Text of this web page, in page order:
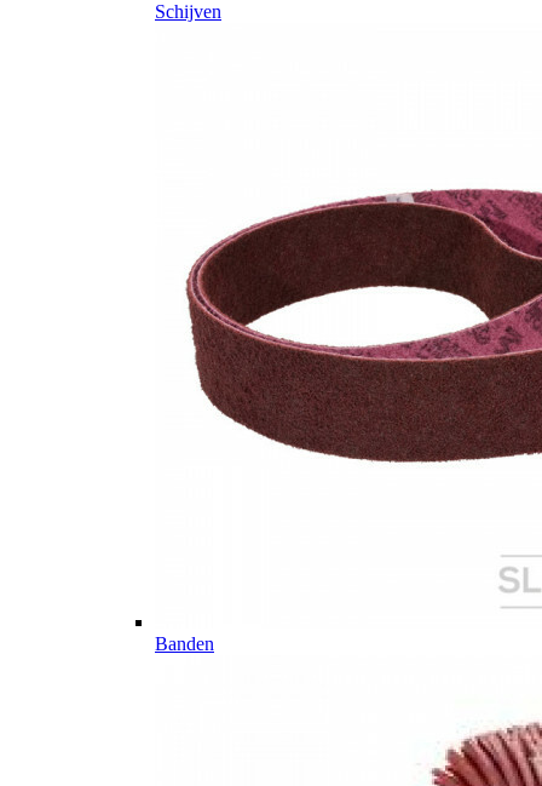
Schijven
Banden